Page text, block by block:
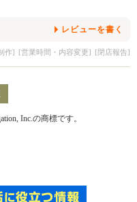
レビューを書く
作] [営業時間・内容変更] [閉店報告]
Inc.の商標です。